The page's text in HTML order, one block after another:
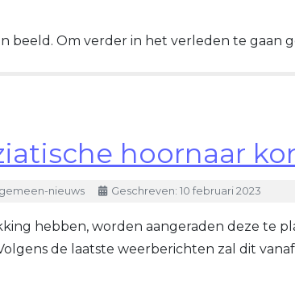
beeld. Om verder in het verleden te gaan
hoornaar
nieuws Geschreven: 10 februari 2023
hebben, worden aangeraden deze te
de laatste weerberichten zal dit